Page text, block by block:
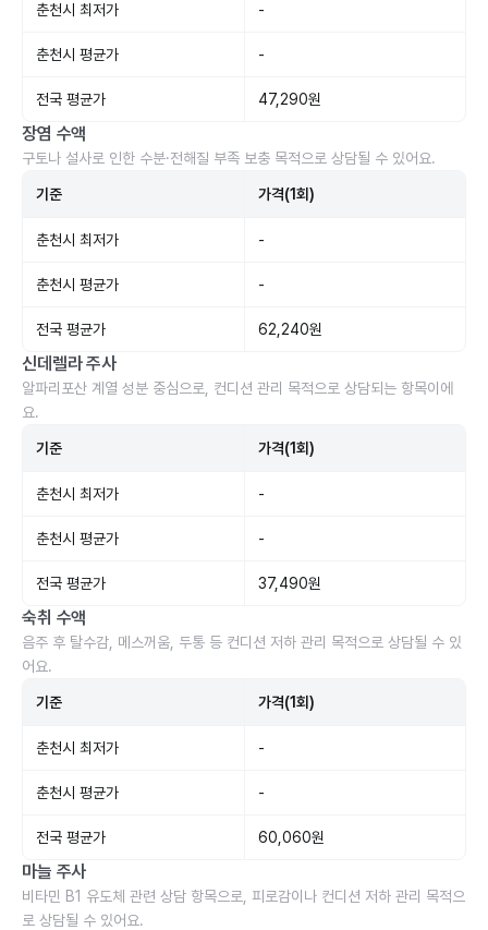
춘천시 최저가 -
춘천시 평균가 -
전국 평균가 47,290원
장염 수액
구토나 설사로 인한 수분·전해질 부족 보충 목적으로 상담될 수 있어요.
기준 가격(1회)
춘천시 최저가 -
춘천시 평균가 -
전국 평균가 62,240원
신데렐라 주사
알파리포산 계열 성분 중심으로, 컨디션 관리 목적으로 상담되는 항목이에
요.
기준 가격(1회)
춘천시 최저가 -
춘천시 평균가 -
전국 평균가 37,490원
숙취 수액
음주 후 탈수감, 메스꺼움, 두통 등 컨디션 저하 관리 목적으로 상담될 수 있
어요.
기준 가격(1회)
춘천시 최저가 -
춘천시 평균가 -
전국 평균가 60,060원
마늘 주사
비타민 B1 유도체 관련 상담 항목으로, 피로감이나 컨디션 저하 관리 목적으
로 상담될 수 있어요.